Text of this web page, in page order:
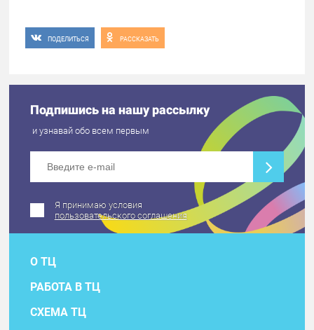
ПОДЕЛИТЬСЯ РАССКАЗАТЬ
Подпишись на нашу рассылку
и узнавай обо всем первым
Я принимаю условия
пользовательского соглашения
О ТЦ
РАБОТА В ТЦ
СХЕМА ТЦ